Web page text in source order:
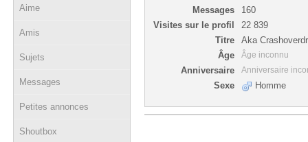
Aime
Amis
Sujets
Messages
Petites annonces
Shoutbox
Messages
160
Visites sur le profil
22 839
Titre
Aka
Âge
Âge inconnu
Anniversaire Anniversaire
Sexe Homme